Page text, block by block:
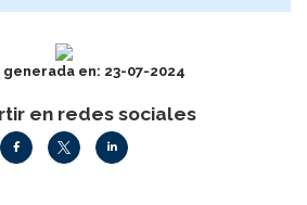
generada en: 23-07-2024
en redes sociales